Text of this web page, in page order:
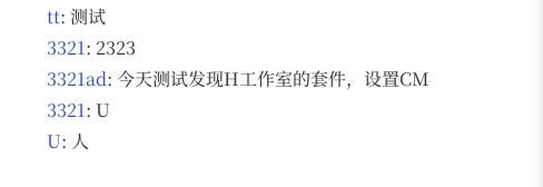
tt: 测试
3321: 2323
3321ad: 今天测试发现H工作室的套件，设置CMS 为NO的话
3321: U
U: 人